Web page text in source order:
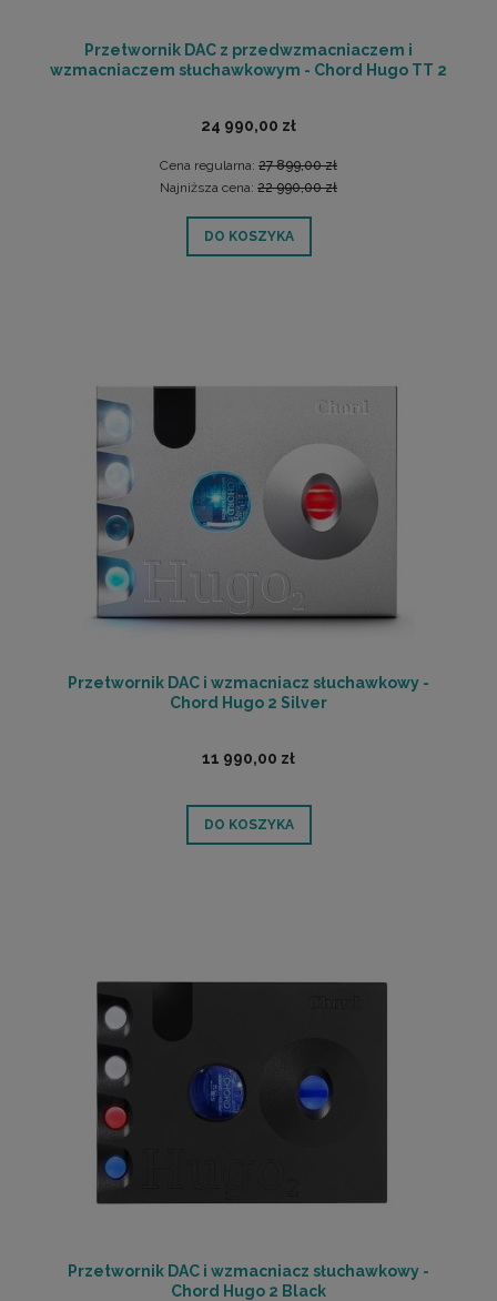
Przetwornik DAC z przedwzmacniaczem i
wzmacniaczem słuchawkowym - Chord Hugo TT 2
24 990,00 zł
Cena regularna: 27 899,00 zł
Najniższa cena: 22 990,00 zł
DO KOSZYKA
Przetwornik DAC i wzmacniacz słuchawkowy -
Chord Hugo 2 Silver
11 990,00 zł
DO KOSZYKA
Przetwornik DAC i wzmacniacz słuchawkowy -
Chord Hugo 2 Black